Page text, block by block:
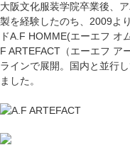
大阪文化服装学院卒業後、
製を経験したのち、2009よ
ドA.F HOMME(エーエフ オ
F ARTEFACT（エーエフ ア
ラインで展開。国内と並行
ました。